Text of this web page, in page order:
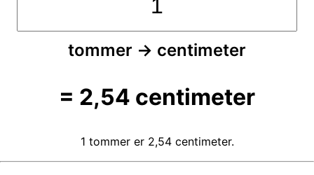
tommer → centimeter
= 2,54 centimeter
1 tommer er 2,54 centimeter.